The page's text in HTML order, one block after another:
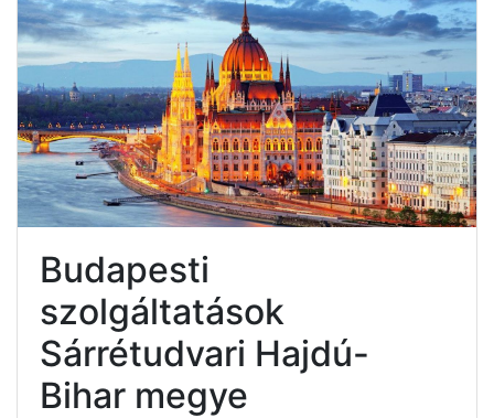
Budapesti
szolgáltatások
Sárrétudvari Hajdú-
Bihar megye